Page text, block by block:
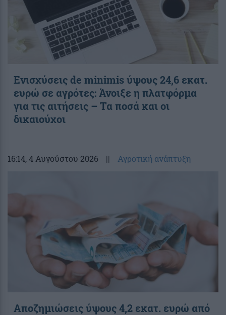
Ενισχύσεις de minimis ύψους 24,6 εκατ.
ευρώ σε αγρότες: Άνοιξε η πλατφόρμα
για τις αιτήσεις – Τα ποσά και οι
δικαιούχοι
16:14, 4 Αυγούστου 2026 || Αγροτική ανάπτυξη
Αποζημιώσεις ύψους 4,2 εκατ. ευρώ από